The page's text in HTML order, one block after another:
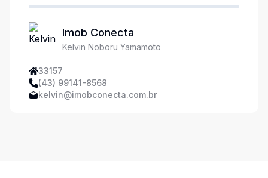
Imob Conecta
Kelvin Noboru Yamamoto
33157
(43) 99141-8568
kelvin@imobconecta.com.br